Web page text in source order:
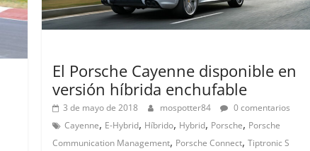
El Porsche Cayenne disponible en
versión híbrida enchufable
3 de mayo de 2018 mospotter84
0 comentarios
Cayenne, E-Hybrid, Híbrido, Hybrid, Porsche, Porsche
Communication Management, Porsche Connect,Tiptronic S